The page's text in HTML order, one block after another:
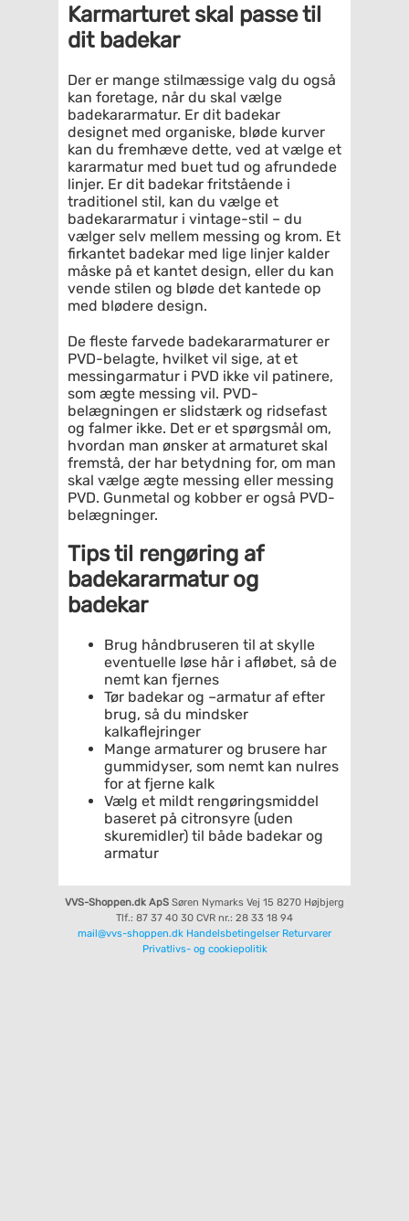
Karmarturet skal passe til
dit badekar
Der er mange stilmæssige valg du også
kan foretage, når du skal vælge
badekararmatur. Er dit badekar
designet med organiske, bløde kurver
kan du fremhæve dette, ved at vælge et
kararmatur med buet tud og afrundede
linjer. Er dit badekar fritstående i
traditionel stil, kan du vælge et
badekararmatur i vintage-stil – du
vælger selv mellem messing og krom. Et
firkantet badekar med lige linjer kalder
måske på et kantet design, eller du kan
vende stilen og bløde det kantede op
med blødere design.
De fleste farvede badekararmaturer er
PVD-belagte, hvilket vil sige, at et
messingarmatur i PVD ikke vil patinere,
som ægte messing vil. PVD-
belægningen er slidstærk og ridsefast
og falmer ikke. Det er et spørgsmål om,
hvordan man ønsker at armaturet skal
fremstå, der har betydning for, om man
skal vælge ægte messing eller messing
PVD. Gunmetal og kobber er også PVD-
belægninger.
Tips til rengøring af
badekararmatur og
badekar
Brug håndbruseren til at skylle
eventuelle løse hår i afløbet, så de
nemt kan fjernes
Tør badekar og –armatur af efter
brug, så du mindsker
kalkaflejringer
Mange armaturer og brusere har
gummidyser, som nemt kan nulres
for at fjerne kalk
Vælg et mildt rengøringsmiddel
baseret på citronsyre (uden
skuremidler) til både badekar og
armatur
VVS-Shoppen.dk ApS Søren Nymarks Vej 15 8270 Højbjerg
Tlf.: 87 37 40 30 CVR nr.: 28 33 18 94
mail@vvs-shoppen.dk Handelsbetingelser Returvarer
Privatlivs- og cookiepolitik